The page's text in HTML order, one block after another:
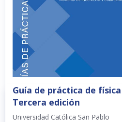
Guía de práctica de
Tercera edición
Universidad Católica San Pablo